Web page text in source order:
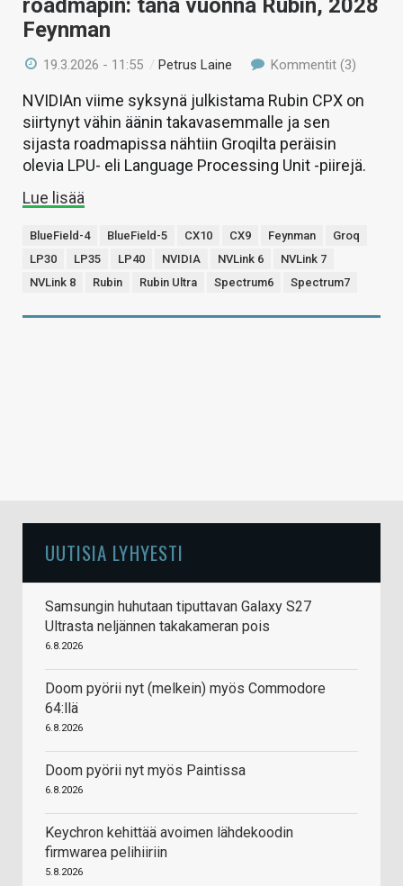
roadmapin: tänä vuonna Rubin, 2028
Feynman
19.3.2026 - 11:55 /Petrus Laine Kommentit (3)
NVIDIAn viime syksynä julkistama Rubin CPX on
siirtynyt vähin äänin takavasemmalle ja sen
sijasta roadmapissa nähtiin Groqilta peräisin
olevia LPU- eli Language Processing Unit -piirejä.
Lue lisää
BlueField-4 BlueField-5 CX10 CX9 Feynman
Groq
LP30
LP35 LP40 NVIDIA NVLink 6
NVLink 7
NVLink 8
Rubin Rubin Ultra Spectrum6 Spectrum7
UUTISIA LYHYESTI
Samsungin huhutaan tiputtavan Galaxy S27
Ultrasta neljännen takakameran pois
6.8.2026
Doom pyörii nyt (melkein) myös Commodore
64:llä
6.8.2026
Doom pyörii nyt myös Paintissa
6.8.2026
Keychron kehittää avoimen lähdekoodin
firmwarea pelihiiriin
5.8.2026